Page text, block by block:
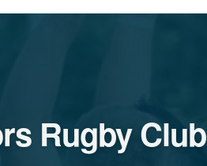
Rugby Club